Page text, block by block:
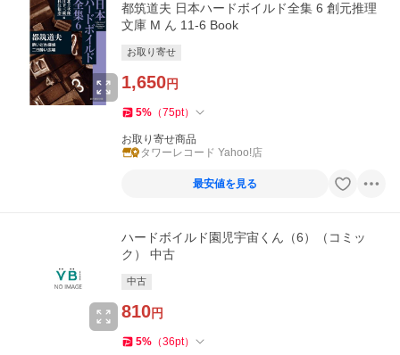
都筑道夫 日本ハードボイルド全集 6 創元推理
文庫 M ん 11-6 Book
お取り寄せ
1,650円
5% （75pt）
お取り寄せ商品
タワーレコード Yahoo!店
最安値を見る
ハードボイルド園児宇宙くん（6）（コミッ
ク） 中古
中古
810円
5% （36pt）